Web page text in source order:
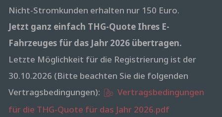
Nicht-Stromkunden erhalten nur 150 Euro.
Jetzt ganz einfach THG-Quote Ihres E-
Fahrzeuges für das Jahr 2026 übertragen.
Letzte Möglichkeit für die Registrierung ist der
30.10.2026 (Bitte beachten Sie die folgenden
Vertragsbedingungen):
Vertragsbedingungen
für die THG-Quote für das Jahr 2026.pdf